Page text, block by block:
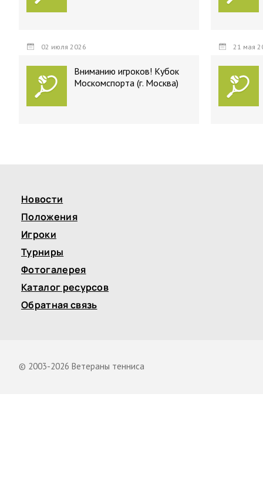
02 июля 2026
Вниманию игроков! Кубок
Москомспорта (г. Москва)
21 мая
Новости
Положения
Игроки
Турниры
Фотогалерея
Каталог ресурсов
Обратная связь
© 2003-2026 Ветераны тенниса